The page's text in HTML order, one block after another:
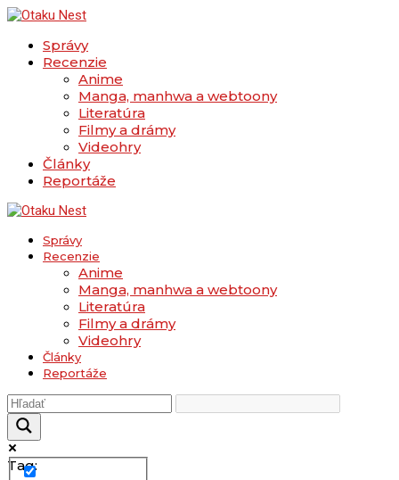
Správy
Recenzie
Anime
Manga, manhwa a webtoony
Literatúra
Filmy a drámy
Videohry
Články
Reportáže
Správy
Recenzie
Anime
Manga, manhwa a webtoony
Literatúra
Filmy a drámy
Videohry
Články
Reportáže
Tag: